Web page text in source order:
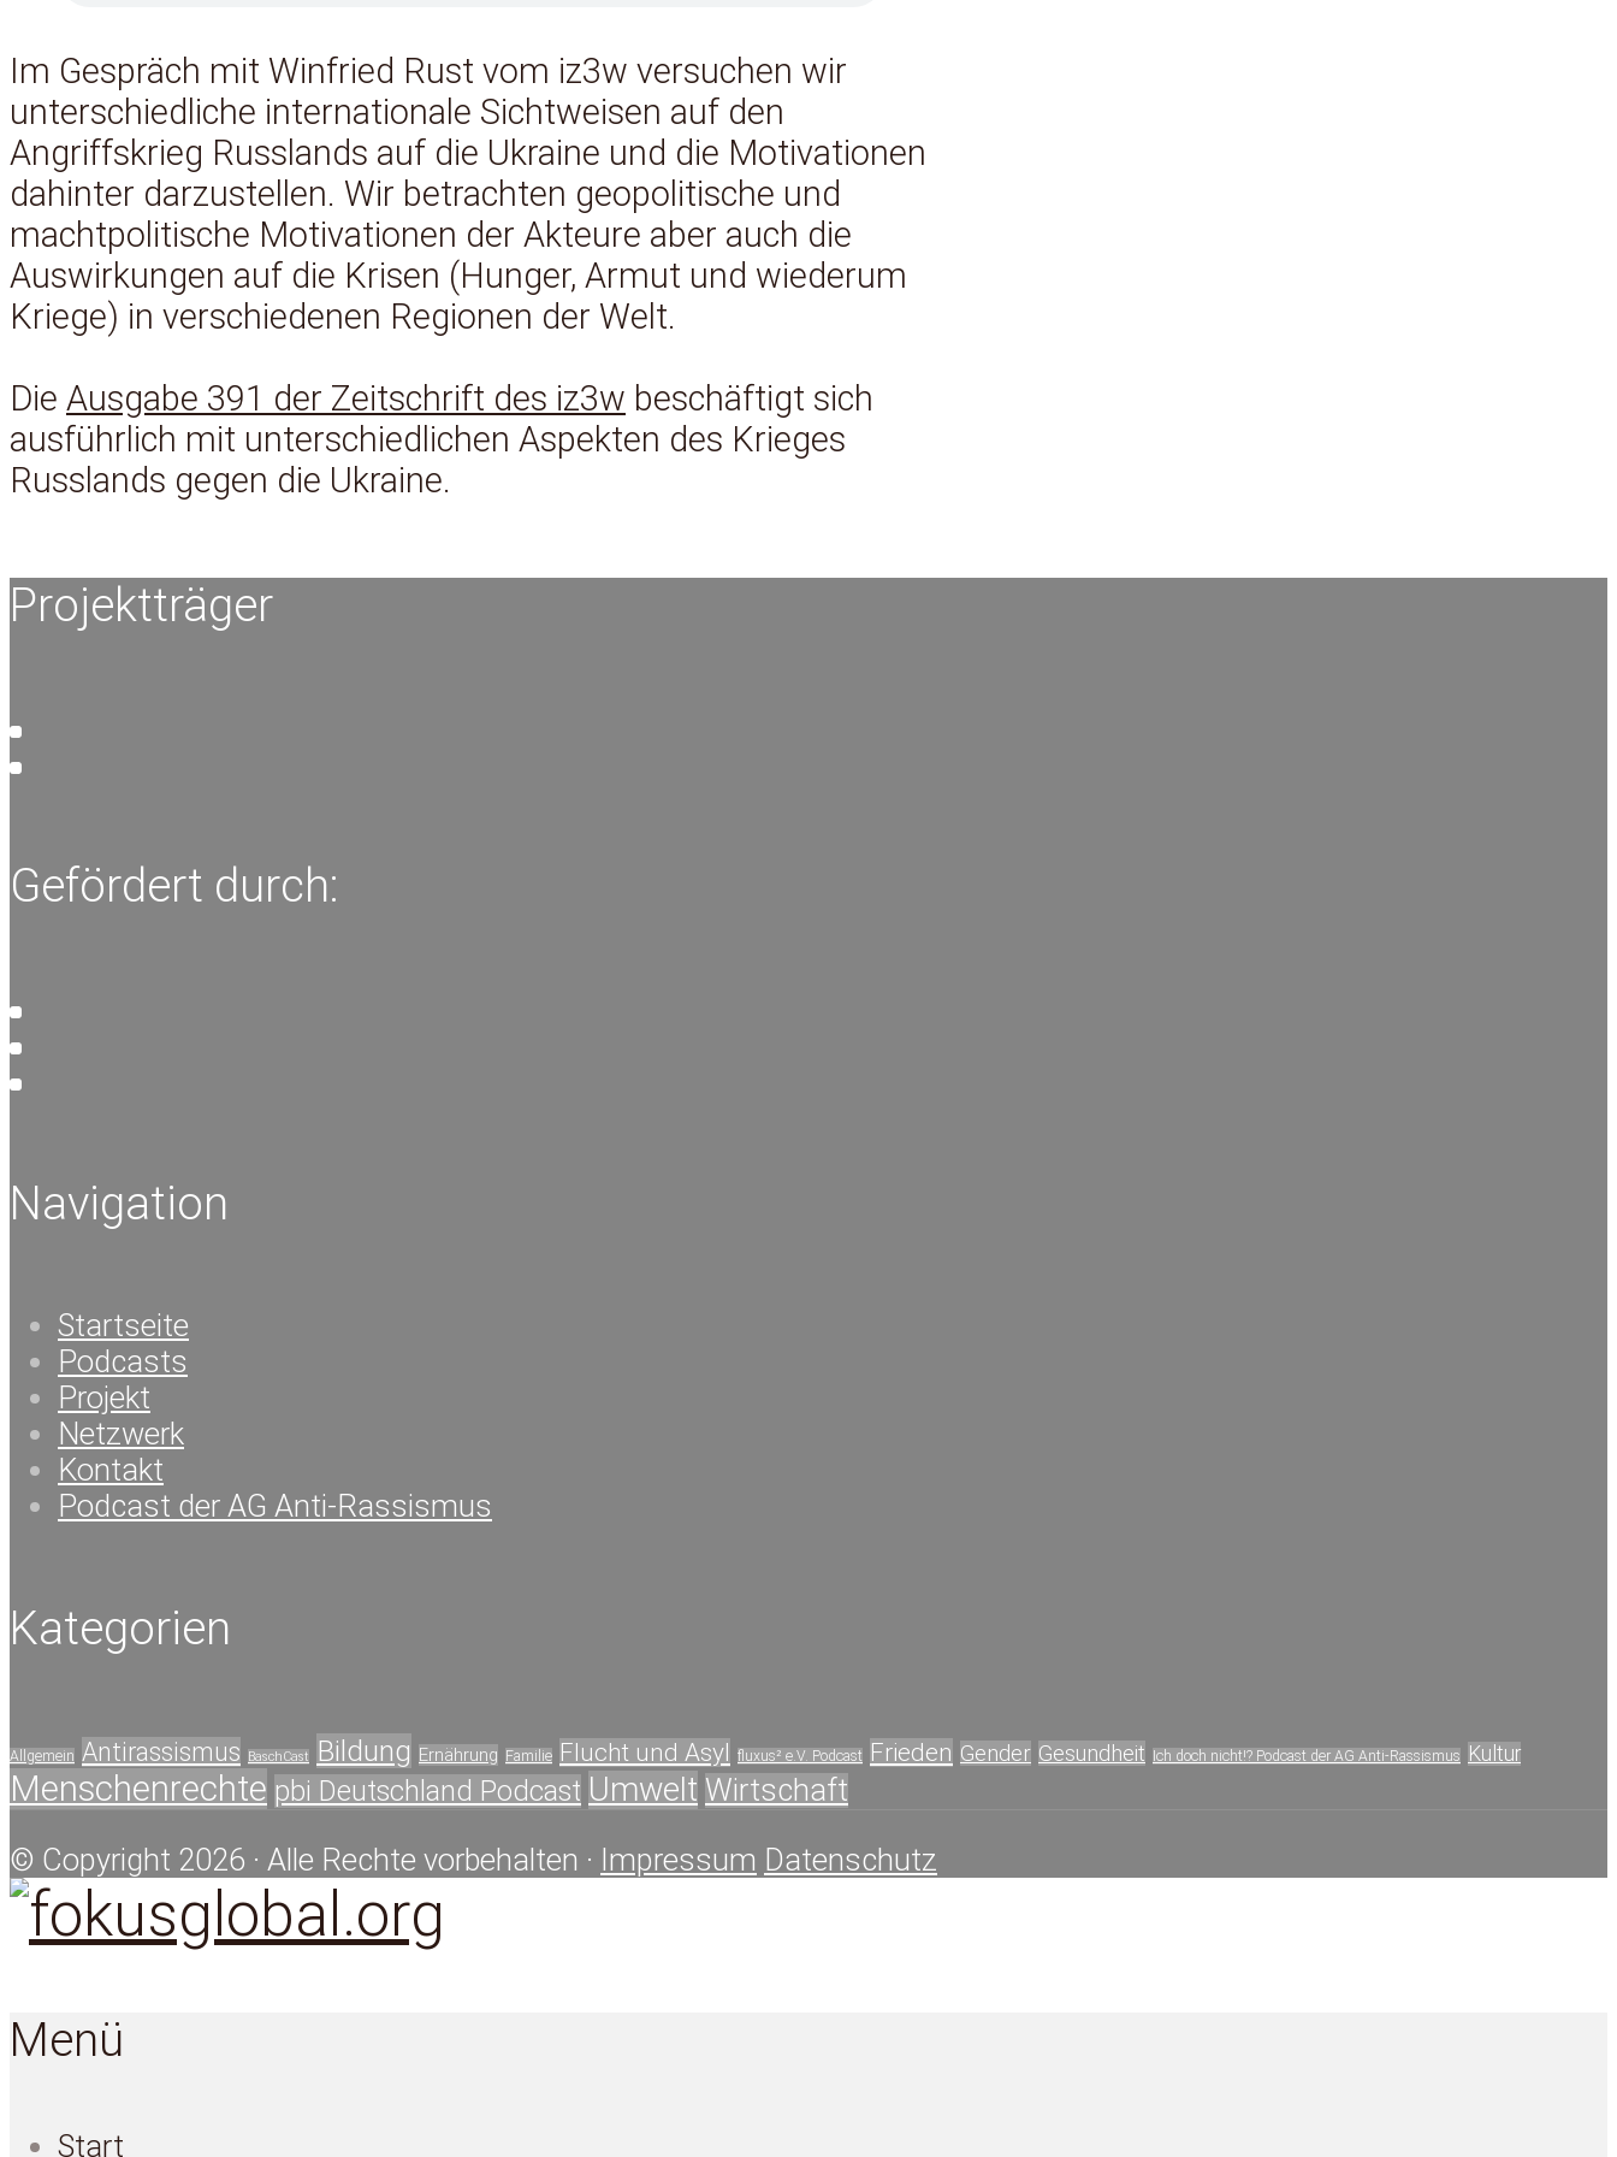
Im Gespräch mit Winfried Rust vom iz3w versuchen wir
unterschiedliche internationale Sichtweisen auf den
Angriffskrieg Russlands auf die Ukraine und die Motivationen
dahinter darzustellen. Wir betrachten geopolitische und
machtpolitische Motivationen der Akteure aber auch die
Auswirkungen auf die Krisen (Hunger, Armut und wiederum
Kriege) in verschiedenen Regionen der Welt.
Die Ausgabe 391 der Zeitschrift des iz3w beschäftigt sich
ausführlich mit unterschiedlichen Aspekten des Krieges
Russlands gegen die Ukraine.
Projektträger
Gefördert durch:
Navigation
Startseite
Podcasts
Projekt
Netzwerk
Kontakt
Podcast der AG Anti-Rassismus
Kategorien
Allgemein Antirassismus BaschCast Bildung Ernährung Familie Flucht und Asyl fluxus² e.V. Podcast Frieden Gender Gesundheit Ich doch nicht!? Podcast der AG Anti-Rassismus Kultur
Menschenrechte pbi Deutschland Podcast Umwelt Wirtschaft
© Copyright 2026 · Alle Rechte vorbehalten · Impressum Datenschutz
Menü
Start